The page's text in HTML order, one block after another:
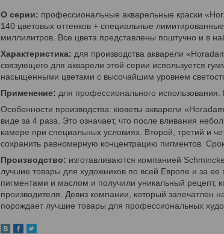
О серии: профессиональные акварельные краски
140 цветовых оттенков + специальные
миллилитров. Все цвета представлены поштучно и в
Характеристика: для производства акварели
связующего для акварели этой серии используется
насыщенными цветами с высочайшим уровнем
Применение: для профессионального
Особенности производства: кюветы акварели
виде за 4 раза. Это означает, что после вливания
камере при специальных условиях. Второй, третий и
сохранить равномерную концентрацию пигментов.
Производство: изготавливаются компанией
лучшие товары для художников по всей Европе и за
пигментами и маслом и получили уникальный рецепт,
производителя. Девиз компании, который запечатлен
порождает лучшие товары для профессиональных